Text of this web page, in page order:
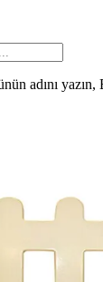
adını yazın,